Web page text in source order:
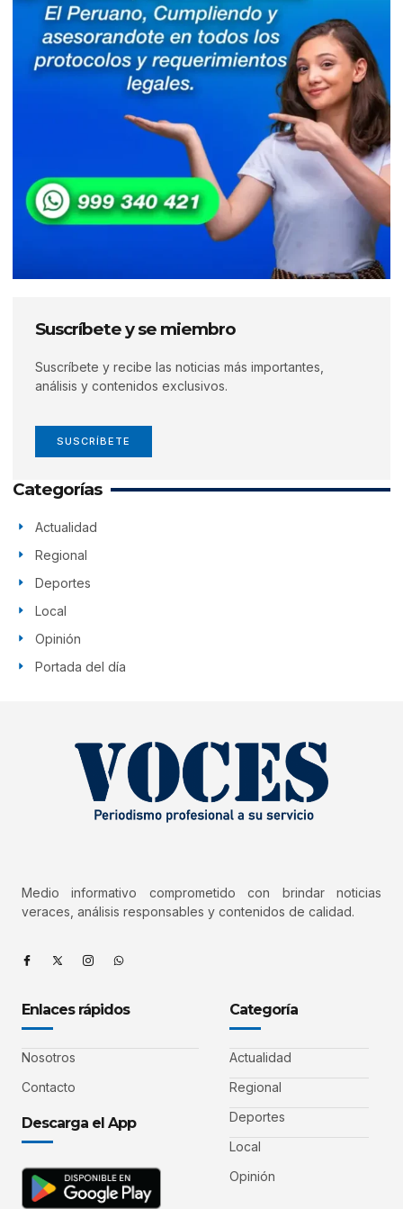
Suscríbete y se miembro
Suscríbete y recibe las noticias más importantes,
análisis y contenidos exclusivos.
SUSCRÍBETE
Categorías
Actualidad
Regional
Deportes
Local
Opinión
Portada del día
Medio informativo comprometido con brindar noticias
veraces, análisis responsables y contenidos de calidad.
Enlaces rápidos
Nosotros
Contacto
Descarga el App
Categoría
Actualidad
Regional
Deportes
Local
Opinión